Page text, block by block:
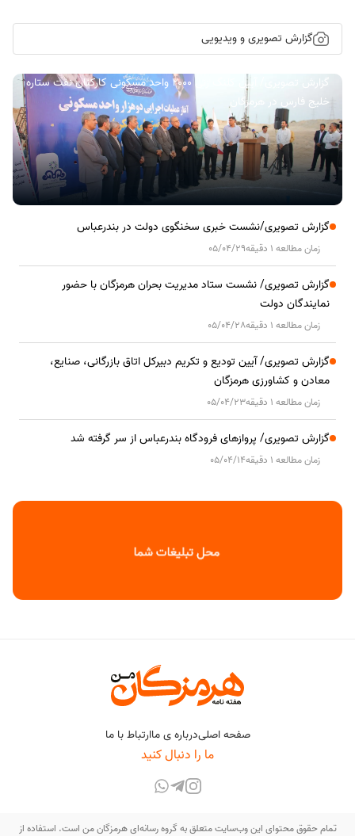
گزارش تصویری و ویدیویی
گزارش تصویری/ آیین کلنگ زنی ۲۰۰۰ واحد مسکونی کارکنان نفت ستاره
خلیج فارس در هرمزگان
گزارش تصویری/نشست خبری سخنگوی دولت در بندرعباس
زمان مطالعه 1 دقیقه 05/04/29
گزارش تصویری/ نشست ستاد مدیریت بحران هرمزگان با حضور
نمایندگان دولت
زمان مطالعه 1 دقیقه 05/04/28
گزارش تصویری/ آیین تودیع و تکریم دبیرکل اتاق بازرگانی، صنایع،
معادن و کشاورزی هرمزگان
زمان مطالعه 1 دقیقه 05/04/23
گزارش تصویری/ پروازهای فرودگاه بندرعباس از سر گرفته شد
زمان مطالعه 1 دقیقه 05/04/14
صفحه اصلیدرباره ی ماارتباط با ما
ما را دنبال کنید
تمام حقوق محتوای این وب‌سایت متعلق به گروه رسانه‌ای هرمزگان من است. استفاده از